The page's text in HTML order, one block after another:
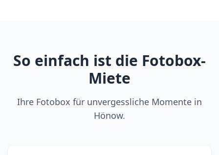
So einfach ist die Fotobox-
Miete
Ihre Fotobox für unvergessliche Momente in
Hönow.